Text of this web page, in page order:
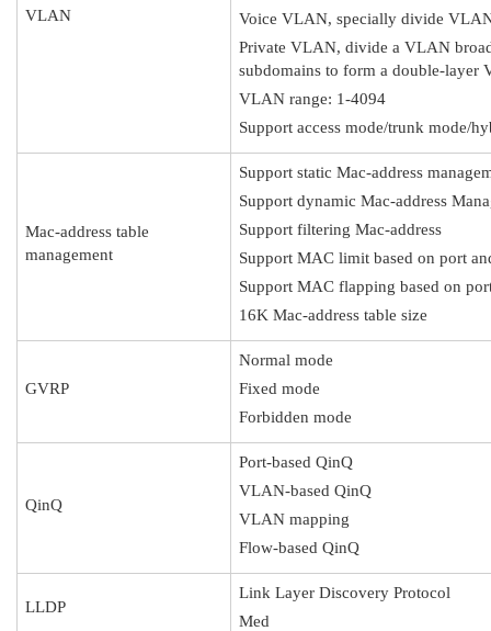
VLAN
Voice VLAN, specially divide
Private VLAN, divide a VLAN
subdomains to form a double-layer
VLAN range: 1-4094
Support access mode/trunk mode/
Mac-address table
management
Support static Mac-address
Support dynamic Mac-address
Support filtering Mac-address
Support MAC limit based on port
Support MAC flapping based on
16K Mac-address table size
GVRP
Normal mode
Fixed mode
Forbidden mode
QinQ
Port-based QinQ
VLAN-based QinQ
VLAN mapping
Flow-based QinQ
LLDP
Link Layer Discovery Protocol
Med